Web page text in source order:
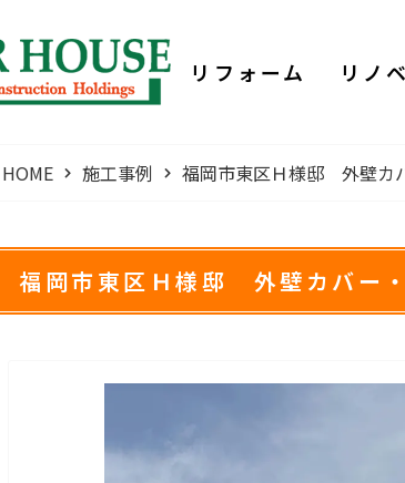
リフォーム リノ
HOME 施工事例 福岡市東区Ｈ様邸 外壁カ
福岡市東区Ｈ様邸 外壁カバー